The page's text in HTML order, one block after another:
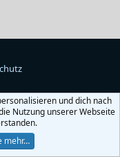
und dich nach
Nutzung unserer Webseite
mehr…